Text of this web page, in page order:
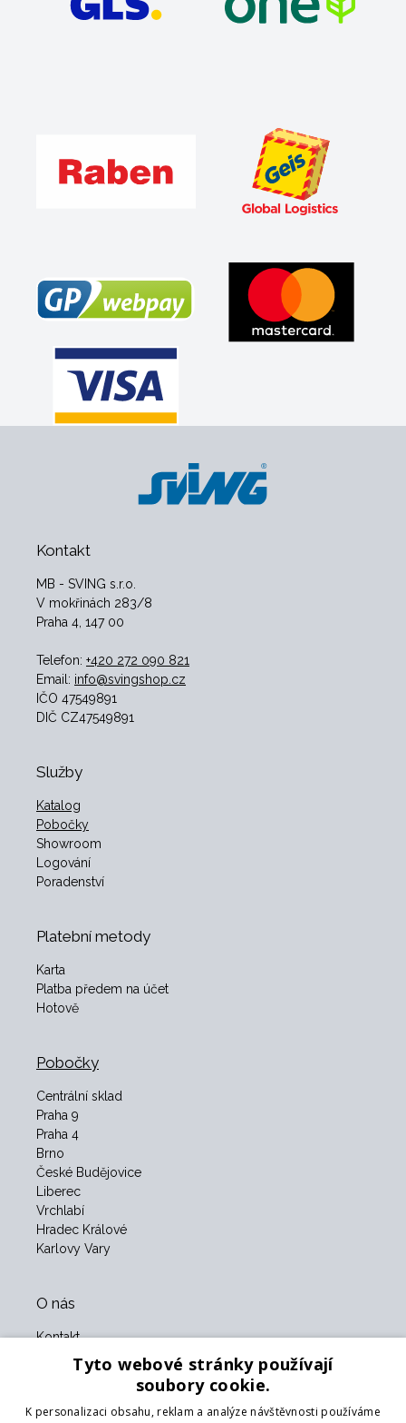
Kontakt
MB - SVING s.r.o.
V mokřinách 283/8
Praha 4, 147 00
Telefon: +420 272 090 821
Email: info@svingshop.cz
IČO 47549891
DIČ CZ47549891
Služby
Katalog
Pobočky
Showroom
Logování
Poradenství
Platební metody
Karta
Platba předem na účet
Hotově
Pobočky
Centrální sklad
Praha 9
Praha 4
Brno
České Budějovice
Liberec
Vrchlabí
Hradec Králové
Karlovy Vary
O nás
Kontakt
Obchodní podmínky
Naši partneři
Tyto webové stránky používají
soubory cookie.
K personalizaci obsahu, reklam a analýze návštěvnosti používáme